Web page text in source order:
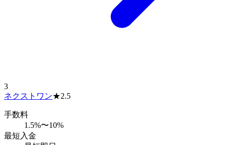
3
ネクストワン★2.5
手数料
1.5%〜10%
最短入金